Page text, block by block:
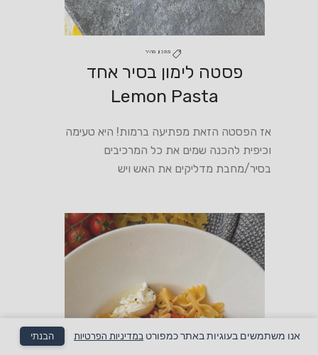
מתכון מהיר
פסטה לימון בסיר אחד
Lemon Pasta
אז הפסטה הזאת מפתיעה ברמות! היא טעימה
וכיפית להכנה שמים את כל המרכיבים
בסיר/מחבת מדליקים את האש ויש
אנו משתמשים בעוגיות באתר כמפורט במדיניות הפרטיות הבנתי